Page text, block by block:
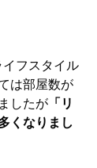
フスタイル
は部屋数が
したが 「リ
くなりまし